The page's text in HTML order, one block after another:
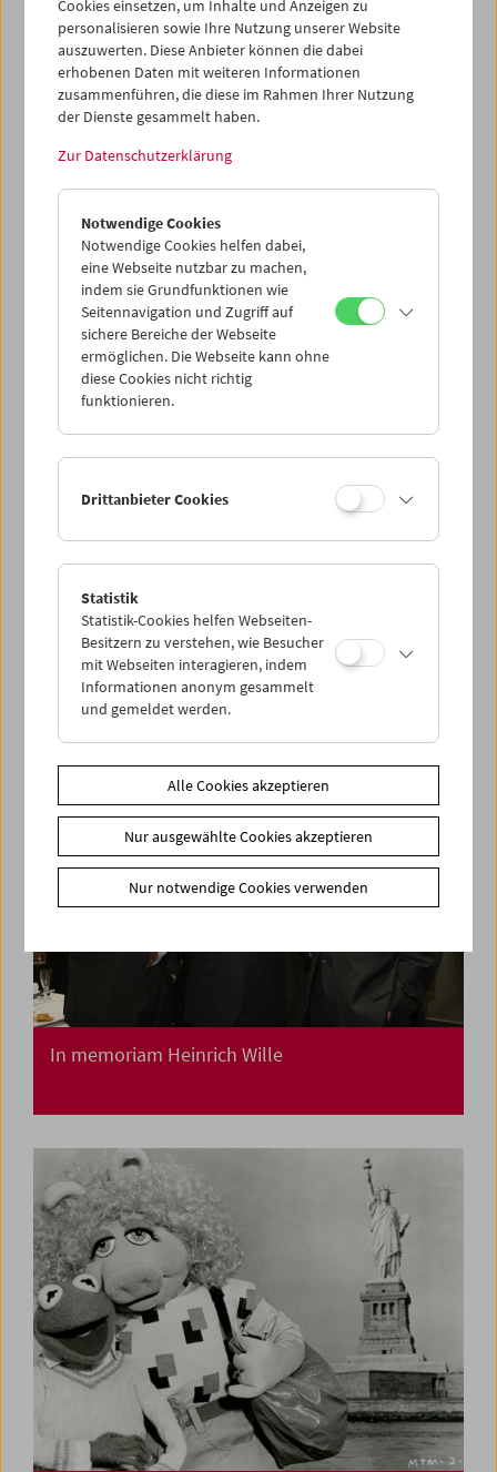
Premiere: "Das schönste Land der Welt" von
Želimir Žilnik
Mapping City Films
Konferenz und Filmpräsentation
In memoriam Heinrich Wille
Cookies einsetzen, um Inhalte und Anzeigen zu
personalisieren sowie Ihre Nutzung unserer Website
auszuwerten. Diese Anbieter können die dabei
erhobenen Daten mit weiteren Informationen
zusammenführen, die diese im Rahmen Ihrer Nutzung
der Dienste gesammelt haben.
Zur Datenschutzerklärung
Notwendige Cookies
Notwendige Cookies helfen dabei,
eine Webseite nutzbar zu machen,
indem sie Grundfunktionen wie
Seitennavigation und Zugriff auf
sichere Bereiche der Webseite
ermöglichen. Die Webseite kann ohne
diese Cookies nicht richtig
funktionieren.
Drittanbieter Cookies
Statistik
Statistik-Cookies helfen Webseiten-
Besitzern zu verstehen, wie Besucher
mit Webseiten interagieren, indem
Informationen anonym gesammelt
und gemeldet werden.
Alle Cookies akzeptieren
Nur ausgewählte Cookies akzeptieren
Nur notwendige Cookies verwenden